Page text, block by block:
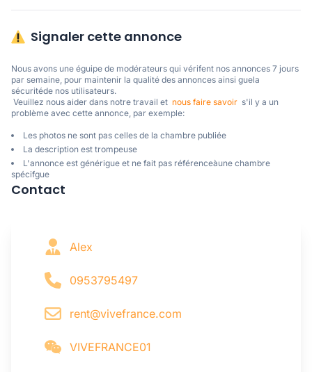
Signaler cette annonce
Nous avons une éguipe de modérateurs qui vérifent nos annonces 7 jours
par semaine, pour maintenir la qualité des annonces ainsi guela
sécuritéde nos utilisateurs.
Veuillez nous aider dans notre travail et nous faire savoir
  s'il y a un
problème avec cette annonce, par exemple:
Les photos ne sont pas celles de la chambre publiée
La description est trompeuse
L'annonce est générigue et ne fait pas référenceàune chambre
spécifgue
Contact
Alex
0953795497
rent@vivefrance.com
VIVEFRANCE01